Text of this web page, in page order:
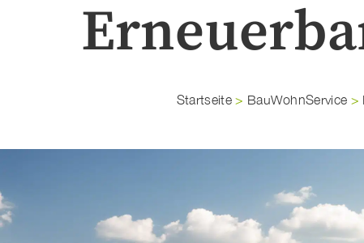
Startseite> BauWohnService >